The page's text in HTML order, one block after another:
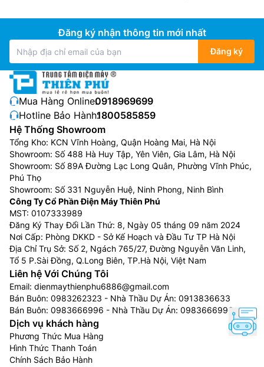
Đăng ký nhận thông tin mới nhất
Đăng ký
Mua Hàng Online:0918969699
Hotline Bảo Hành:1800585859
Hệ Thống Showroom
Tổng Kho: KCN Vĩnh Hoàng, Quận Hoàng Mai, Hà Nội
Showroom: Số 488 Hà Huy Tập, Yên Viên, Gia Lâm, Hà Nội
Showroom: Số 89A Đường Lạc Long Quân, Phường Vĩnh Phúc,
Phú Thọ
Showroom: Số 331 Nguyễn Huệ, Ninh Phong, Ninh Bình
Công Ty Cổ Phần Điện Máy Thiên Phú
MST: 0107333989
Đăng Ký Thay Đổi Lần Thứ: 8, Ngày 05 tháng 09 năm 2024
Nơi Cấp: Phòng DKKD - Sở Kế Hoạch và Đầu Tư TP Hà Nội
Địa Chỉ Trụ Sở: Số 2, Ngách 765/27, Đường Nguyễn Văn Linh,
Tổ 5 P.Sài Đồng, Q.Long Biên, TP.Hà Nội, Việt Nam
Liên hệ Với Chúng Tôi
Email: dienmaythienphu6886@gmail.com
Bán Buôn: 0983262323 - Nhà Thầu Dự Án: 0913836633
Bán Buôn: 0983666996 - Nhà Thầu Dự Án: 0983666996
Dịch vụ khách hàng
Phương Thức Mua Hàng
Hình Thức Thanh Toán
Chính Sách Bảo Hành